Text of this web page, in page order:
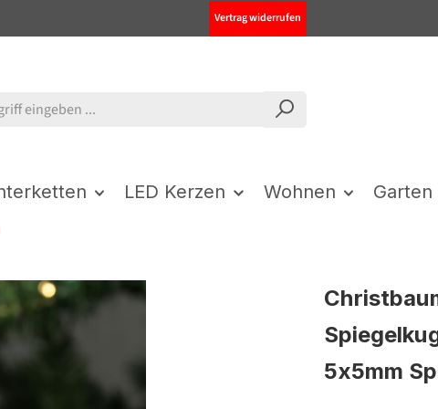
Vertrag widerrufen
LED Kerzen Wohnen Garten
5x5mm